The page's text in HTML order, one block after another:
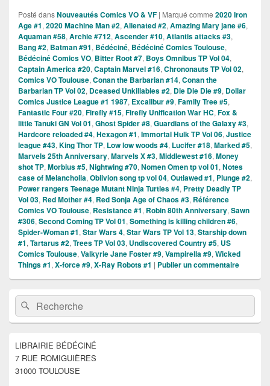
Posté dansNouveautés Comics VO & VF | Marqué comme 2020 Iron
Age #1, 2020 Machine Man #2, Alienated #2, Amazing Mary jane #6,
Aquaman #58, Archie #712, Ascender #10, Atlantis attacks #3,
Bang #2, Batman #91, Bédéciné, Bédéciné Comics Toulouse,
Bédéciné Comics VO, Bitter Root #7, Boys Omnibus TP Vol 04,
Captain America #20, Captain Marvel #16, Chrononauts TP Vol 02,
Comics VO Toulouse, Conan the Barbarian #14, Conan the
Barbarian TP Vol 02, Dceased Unkillables #2, Die Die Die #9, Dollar
Comics Justice League #1 1987, Excalibur #9, Family Tree #5,
Fantastic Four #20, Firefly #15, Firefly Unification War HC, Fox &
little Tanuki GN Vol 01, Ghost Spider #8, Guardians of the Galaxy #3,
Hardcore reloaded #4, Hexagon #1, Immortal Hulk TP Vol 06, Justice
league #43, King Thor TP, Low low woods #4, Lucifer #18, Marked #5,
Marvels 25th Anniversary, Marvels X #3, Middlewest #16, Money
shot TP, Morbius #5, Nightwing #70, Nomen Omen tp vol 01, Notes
case of Melancholia, Oblivion song tp vol 04, Outlawed #1, Plunge #2,
Power rangers Teenage Mutant Ninja Turtles #4, Pretty Deadly TP
Vol 03, Red Mother #4, Red Sonja Age of Chaos #3, Référence
Comics VO Toulouse, Resistance #1, Robin 80th Anniversary, Sawn
#306, Second Coming TP Vol 01, Something is killing children #6,
Spider-Woman #1, Star Wars 4, Star Wars TP Vol 13, Starship down
#1, Tartarus #2, Trees TP Vol 03, Undiscovered Country #5, US
Comics Toulouse, Valkyrie Jane Foster #9, Vampirella #9, Wicked
Things #1, X-force #9, X-Ray Robots #1 | Publier un commentaire
Zone
principale
de
widget
barre
latérale
Recherche :Rechercher
LIBRAIRIE BÉDÉCINÉ
7 RUE ROMIGUIÈRES
31000 TOULOUSE